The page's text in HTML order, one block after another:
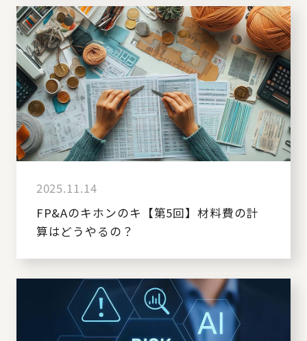
2025.11.14
FP&Aのキホンのキ【第5回】材料費の計
算はどうやるの？